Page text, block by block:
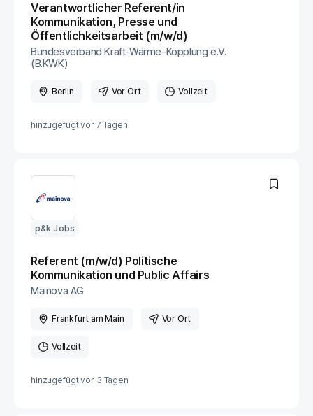
Verantwortlicher Referent/in
Kommunikation, Presse und
Öffentlichkeitsarbeit (m/w/d)
Bundesverband Kraft-Wärme-Kopplung e.V.
(B.KWK)
Berlin Vor Ort Vollzeit
hinzugefügt vor 7 Tagen
p&k Jobs
Referent (m/w/d) Politische
Kommunikation und Public Affairs
Mainova AG
Frankfurt am Main Vor Ort
Vollzeit
hinzugefügt vor 3 Tagen